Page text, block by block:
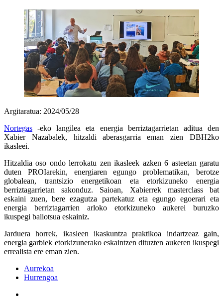
Argitaratua: 2024/05/28
Nortegas -eko langilea eta energia berriztagarrietan aditua den
Xabier Nazabalek, hitzaldi aberasgarria eman zien DBH2ko
ikasleei.
Hitzaldia oso ondo lerrokatu zen ikasleek azken 6 asteetan garatu
duten PROIarekin, energiaren egungo problematikan, berotze
globalean, trantsizio energetikoan eta etorkizuneko energia
berriztagarrietan sakonduz. Saioan, Xabierrek masterclass bat
eskaini zuen, bere ezagutza partekatuz eta egungo egoerari eta
energia berriztagarrien arloko etorkizuneko aukerei buruzko
ikuspegi baliotsua eskainiz.
Jarduera horrek, ikasleen ikaskuntza praktikoa indartzeaz gain,
energia garbiek etorkizunerako eskaintzen dituzten aukeren ikuspegi
errealista ere eman zien.
Aurrekoa
Hurrengoa